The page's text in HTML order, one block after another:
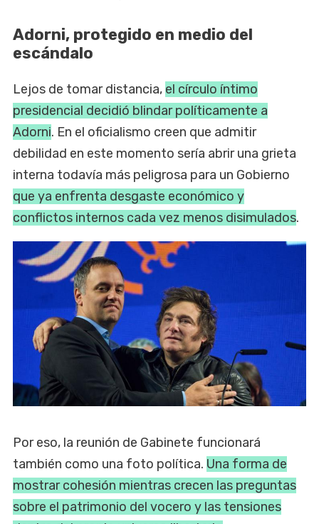
Adorni, protegido en medio del
escándalo
Lejos de tomar distancia, el círculo íntimo
presidencial decidió blindar políticamente a
Adorni. En el oficialismo creen que admitir
debilidad en este momento sería abrir una grieta
interna todavía más peligrosa para un Gobierno
que ya enfrenta desgaste económico y
conflictos internos cada vez menos disimulados.
Por eso, la reunión de Gabinete funcionará
también como una foto política. Una forma de
mostrar cohesión mientras crecen las preguntas
sobre el patrimonio del vocero y las tensiones